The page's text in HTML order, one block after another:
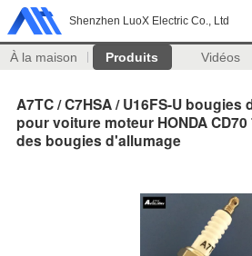
Shenzhen LuoX Electric Co., Ltd
À la maison Produits Vidéos
A7TC / C7HSA / U16FS-U
pour voiture moteur HONDA
des bougies d'allumage